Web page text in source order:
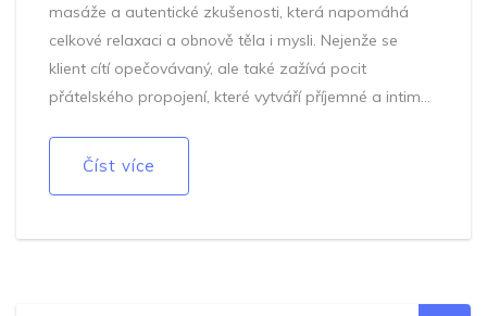
masáže a autentické zkušenosti, která napomáhá
celkové relaxaci a obnově těla i mysli. Nejenže se
klient cítí opečovávaný, ale také zažívá pocit
přátelského propojení, které vytváří příjemné a intimní
den v něco výjimečného. V článku se zaměříme na
Číst více